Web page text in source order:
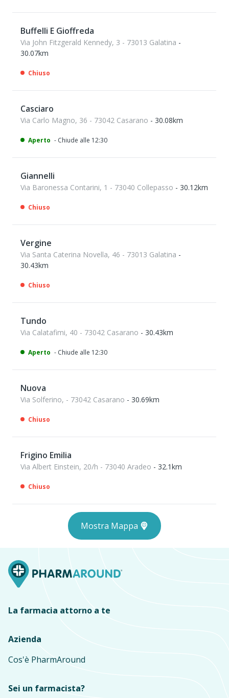
Buffelli E Gioffreda
Via John Fitzgerald Kennedy, 3 - 73013 Galatina -
30.07km
Chiuso
Casciaro
Via Carlo Magno, 36 - 73042 Casarano - 30.08km
Aperto - Chiude alle 12:30
Giannelli
Via Baronessa Contarini, 1 - 73040 Collepasso - 30.12km
Chiuso
Vergine
Via Santa Caterina Novella, 46 - 73013 Galatina -
30.43km
Chiuso
Tundo
Via Calatafimi, 40 - 73042 Casarano - 30.43km
Aperto - Chiude alle 12:30
Nuova
Via Solferino, - 73042 Casarano - 30.69km
Chiuso
Frigino Emilia
Via Albert Einstein, 20/h - 73040 Aradeo - 32.1km
Chiuso
Mostra Mappa
La farmacia attorno a te
Azienda
Cos'è PharmAround
Sei un farmacista?